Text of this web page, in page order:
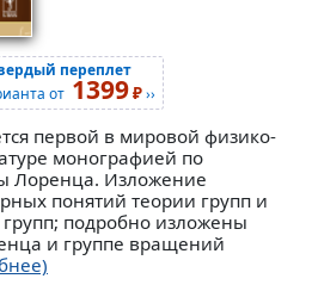
переплет
от 1399₽››
первой в мировой физико-
монографией по
Лоренца. Изложение
понятий теории групп и
подробно изложены
и группе вращений